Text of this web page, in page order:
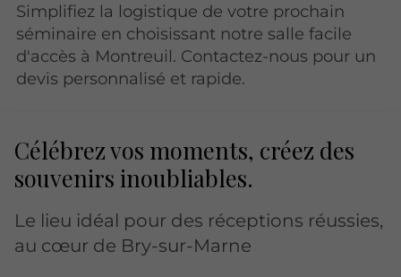
Simplifiez la logistique de votre prochain
séminaire en choisissant notre salle facile
d'accès à Montreuil. Contactez-nous pour un
devis personnalisé et rapide.
Célébrez vos moments, créez des
souvenirs inoubliables.
Le lieu idéal pour des réceptions réussies,
au cœur de Bry-sur-Marne